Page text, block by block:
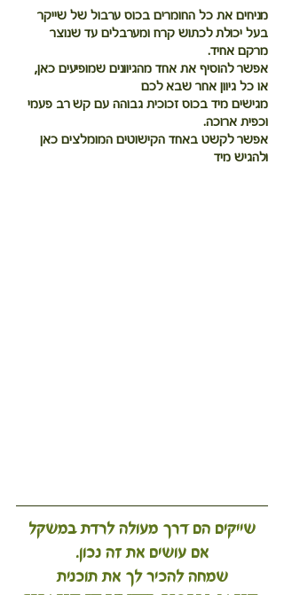
מניחים את כל החומרים בכוס ערבול של שייקר
בעל יכולת לכתוש קרח ומערבלים עד שנוצר
מרקם אחיד.
אפשר להוסיף את אחד מהגיוונים שמופיעים כאן,
או כל גיוון אחר שבא לכם
מגישים מיד בכוס זכוכית גבוהה עם קש רב פעמי
וכפית ארוכה.
אפשר לקשט באחד הקישוטים המומלצים כאן
ולהגיש מיד
שייקים הם דרך מעולה לרדת במשקל
אם עושים את זה נכון.
שמחה להכיר לך את תוכנית